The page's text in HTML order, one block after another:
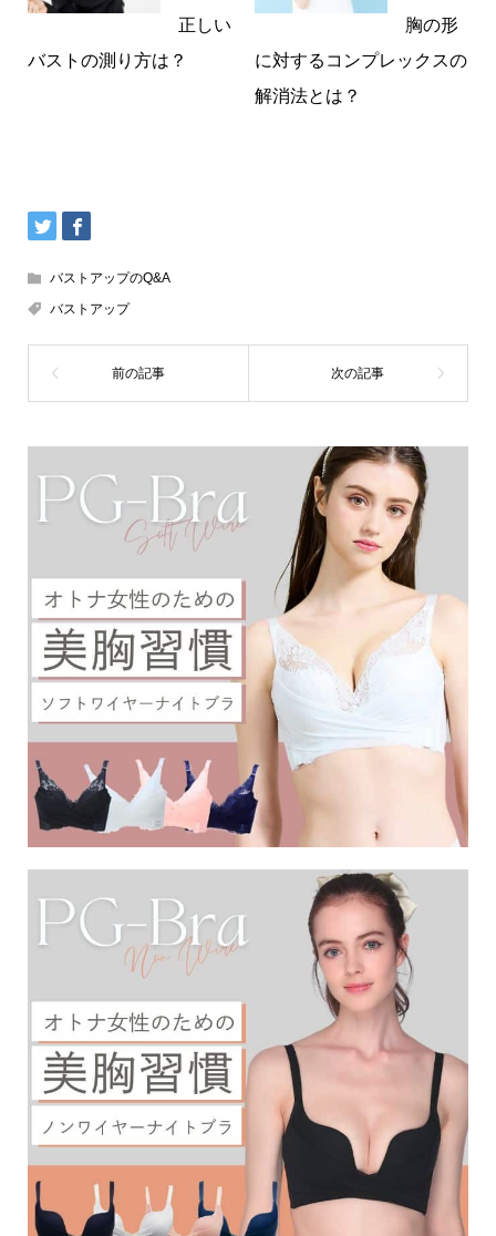
正しい
バストの測り方は？
胸の形
に対するコンプレックスの
解消法とは？
バストアップのQ&A
バストアップ